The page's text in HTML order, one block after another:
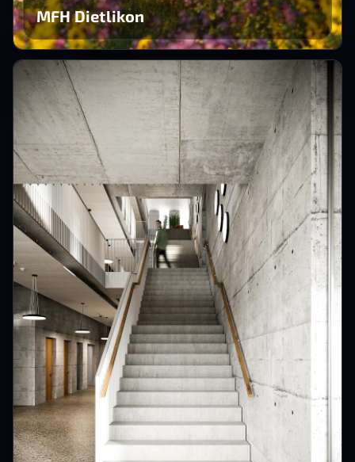
MFH Dietlikon